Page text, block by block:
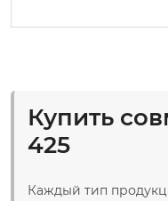
Купить
425
Каждый тип